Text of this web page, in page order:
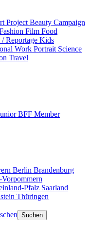
Project Beauty Campaign
Film Food
Reportage Kids
Work Portrait Science
Travel
BFF Member
Berlin Brandenburg
Pfalz Saarland
Thüringen